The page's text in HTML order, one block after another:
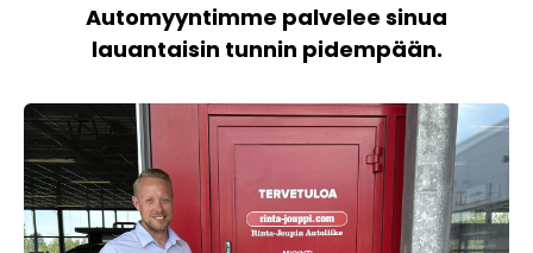
Automyyntimme palvelee sinua
lauantaisin tunnin pidempään.